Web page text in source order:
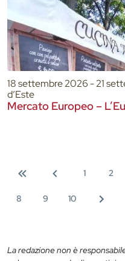
18 settembre 2026 - 21
d’Este
Mercato Europeo –
1 2
8 9 10
La redazione non è